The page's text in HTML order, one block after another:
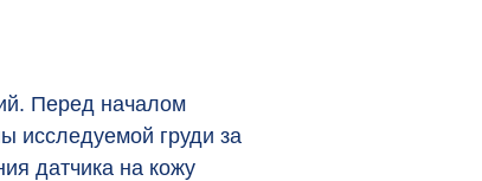
Перед началом
исследуемой груди за
датчика на кожу